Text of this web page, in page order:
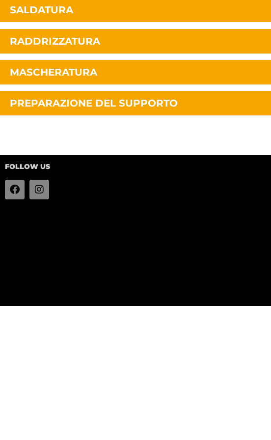
SALDATURA
RADDRIZZATURA
MASCHERATURA
PREPARAZIONE DEL SUPPORTO
FOLLOW US